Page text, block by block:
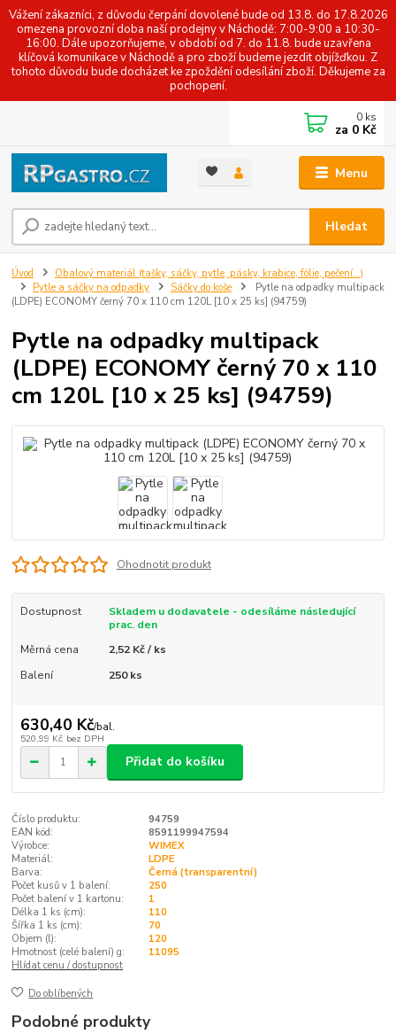
Vážení zákazníci, z důvodu čerpání dovolené bude od 13.8. do 17.8.2026
omezena provozní doba naší prodejny v Náchodě: 7:00-9:00 a 10:30-
16:00. Dále upozorňujeme, v období od 7. do 11.8. bude uzavřena
klíčová komunikace v Náchodě a pro zboží budeme jezdit objížďkou. Z
tohoto důvodu bude docházet ke zpoždění odesílání zboží. Děkujeme za
pochopení.
Menu
Hledat
0 ks
za 0 Kč
Úvod
Obalový materiál (tašky, sáčky, pytle, pásky, krabice, fólie, pečení...)
Pytle a sáčky na odpadky
Sáčky do koše
Pytle na odpadky multipack
(LDPE) ECONOMY černý 70 x 110 cm 120L [10 x 25 ks] (94759)
Pytle na odpadky multipack
(LDPE) ECONOMY černý 70 x 110
cm 120L [10 x 25 ks] (94759)
Ohodnotit produkt
Dostupnost
Skladem u dodavatele - odesíláme následující
prac. den
Měrná cena
2,52 Kč / ks
Balení
250 ks
630,40 Kč/bal.
520,99 Kč bez DPH
Přidat do košíku
Číslo produktu:
94759
EAN kód:
8591199947594
Výrobce:
WIMEX
Materiál:
LDPE
Barva:
Černá (transparentní)
Počet kusů v 1 balení:
250
Počet balení v 1 kartonu:
1
Délka 1 ks (cm):
110
Šířka 1 ks (cm):
70
Objem (l):
120
Hmotnost (celé balení) g:
11095
Hlídat cenu / dostupnost
Do oblíbených
Podobné produkty